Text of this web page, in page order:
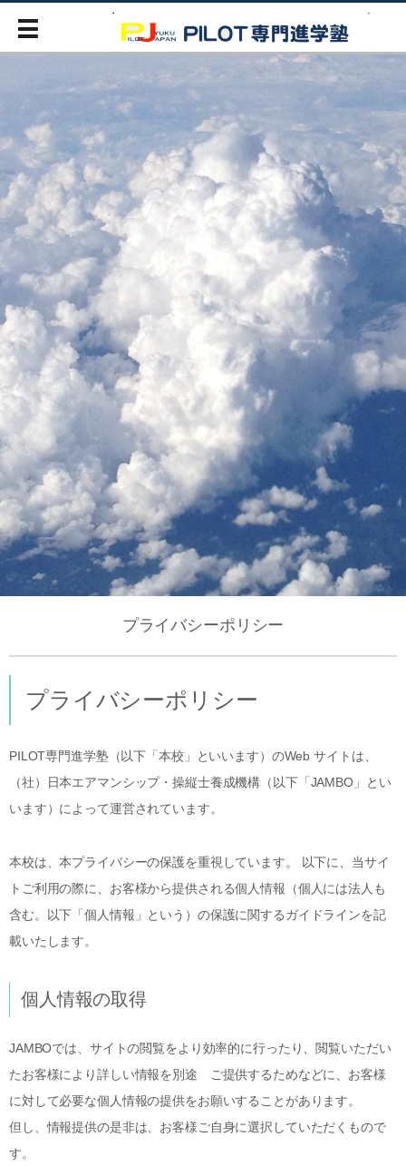
プライバシーポリシー
プライバシーポリシー
PILOT専門進学塾（以下「本校」といいます）のWeb サイトは、
（社）日本エアマンシップ・操縦士養成機構（以下「JAMBO」とい
います）によって運営されています。
本校は、本プライバシーの保護を重視しています。 以下に、当サイ
トご利用の際に、お客様から提供される個人情報（個人には法人も
含む。以下「個人情報」という）の保護に関するガイドラインを記
載いたします。
個人情報の取得
JAMBOでは、サイトの閲覧をより効率的に行ったり、閲覧いただい
たお客様により詳しい情報を別途 ご提供するためなどに、お客様
に対して必要な個人情報の提供をお願いすることがあります。
但し、情報提供の是非は、お客様ご自身に選択していただくもので
す。